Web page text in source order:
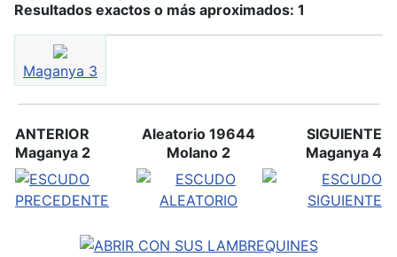
Resultados exactos o más aproximados: 1
Maganya 3
ANTERIOR
Maganya 2
Aleatorio 19644
Molano 2
SIGUIENTE
Maganya 4